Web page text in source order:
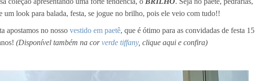
um look para balada, festa, se jogue no brilho, pois ele veio com tudo!!
apostamos no nosso vestido em paetê, que é ótimo para as convidadas de festa 15
(Disponível também na corverde tiffany, clique aqui e confira)